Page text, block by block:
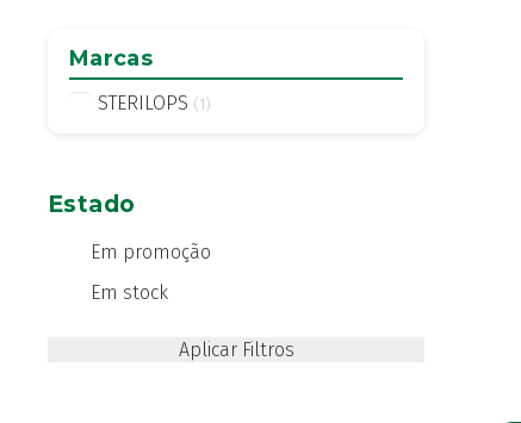
Marcas
STERILOPS (1)
Estado
Em promoção
Em stock